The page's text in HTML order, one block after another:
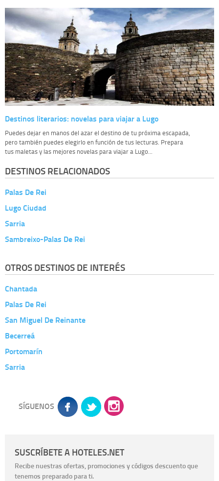
Destinos literarios: novelas para viajar a Lugo
Puedes dejar en manos del azar el destino de tu próxima escapada,
pero también puedes elegirlo en función de tus lecturas. Prepara
tus maletas y las mejores novelas para viajar a Lugo...
DESTINOS RELACIONADOS
Palas De Rei
Lugo Ciudad
Sarria
Sambreixo-Palas De Rei
OTROS DESTINOS DE INTERÉS
Chantada
Palas De Rei
San Miguel De Reinante
Becerreá
Portomarín
Sarria
SÍGUENOS
SUSCRÍBETE A HOTELES.NET
Recibe nuestras ofertas, promociones y códigos descuento que
tenemos preparado para ti.